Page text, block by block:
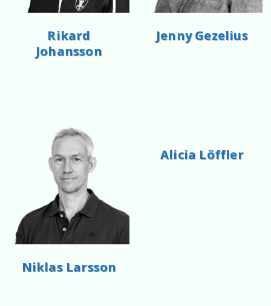
Rikard
Johansson
Jenny Gezelius
Niklas Larsson
Alicia Löffler